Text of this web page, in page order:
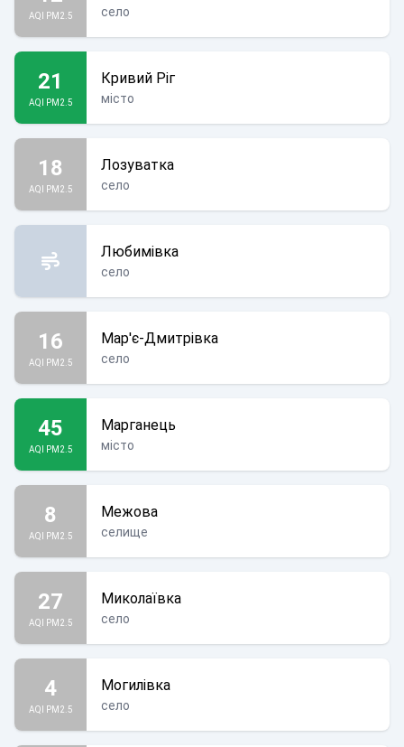
AQI PM2.5 село
21
AQI PM2.5
Кривий Ріг
місто
18
AQI PM2.5
Лозуватка
село
Любимівка
село
16
AQI PM2.5
Мар'є-Дмитрівка
село
45
AQI PM2.5
Марганець
місто
8
AQI PM2.5
Межова
селище
27
AQI PM2.5
Миколаївка
село
4
AQI PM2.5
Могилівка
село